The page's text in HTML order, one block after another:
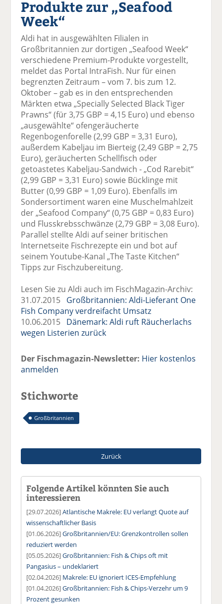
el
a
ac
e
b
o
o
k
te
e
n
el
t
er
n
el
a
n
k
e
di
n
te
il
n
m
ai
se
n
n
Produkte zur „Seafood
Week“
Aldi hat in ausgewählten Filialen in
Großbritannien zur dortigen „Seafood Week“
verschiedene Premium-Produkte vorgestellt,
meldet das Portal IntraFish. Nur für einen
begrenzten Zeitraum – vom 7. bis zum 12.
Oktober – gab es in den entsprechenden
Märkten etwa „Specially Selected Black Tiger
Prawns“ (für 3,75 GBP = 4,15 Euro) und ebenso
„ausgewählte“ ofengeräucherte
Regenbogenforelle (2,99 GBP = 3,31 Euro),
außerdem Kabeljau im Bierteig (2,49 GBP = 2,75
Euro), geräucherten Schellfisch oder
getoastetes Kabeljau-Sandwich - „Cod Rarebit“
(2,99 GBP = 3,31 Euro) sowie Bücklinge mit
Butter (0,99 GBP = 1,09 Euro). Ebenfalls im
Sondersortiment waren eine Muschelmahlzeit
der „Seafood Company“ (0,75 GBP = 0,83 Euro)
und Flusskrebsschwänze (2,79 GBP = 3,08 Euro).
Parallel stellte Aldi auf seiner britischen
Internetseite Fischrezepte ein und bot auf
seinem Youtube-Kanal „The Taste Kitchen“
Tipps zur Fischzubereitung.
Lesen Sie zu Aldi auch im FischMagazin-Archiv:
31.07.2015 Großbritannien: Aldi-Lieferant One
Fish Company verdreifacht Umsatz
10.06.2015 Dänemark: Aldi ruft Räucherlachs
wegen Listerien zurück
Der Fischmagazin-Newsletter: Hier kostenlos
anmelden
Stichworte
Großbritannien
Zurück
Folgende Artikel könnten Sie auch
interessieren
[29.07.2026]Atlantische Makrele: EU verlangt Quote auf
wissenschaftlicher Basis
[01.06.2026]Großbritannien/EU: Grenzkontrollen sollen
reduziert werden
[05.05.2026]Großbritannien: Fish & Chips oft mit
Pangasius – undeklariert
[02.04.2026] Makrele: EU ignoriert ICES-Empfehlung
[01.04.2026]Großbritannien: Fish & Chips-Verzehr um 9
Prozent gesunken